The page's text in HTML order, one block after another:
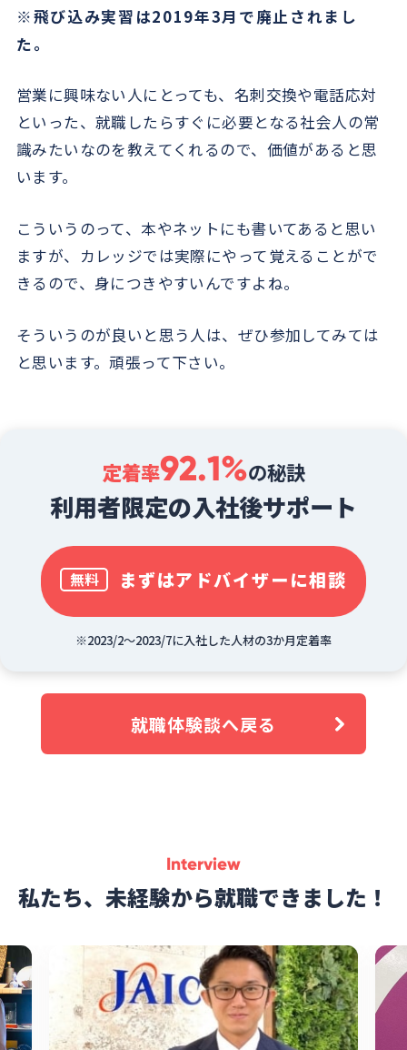
※飛び込み実習は2019年3月で廃止されまし
た。
営業に興味ない人にとっても、名刺交換や電話応対
といった、就職したらすぐに必要となる社会人の常
識みたいなのを教えてくれるので、価値があると思
います。
こういうのって、本やネットにも書いてあると思い
ますが、カレッジでは実際にやって覚えることがで
きるので、身につきやすいんですよね。
そういうのが良いと思う人は、ぜひ参加してみては
と思います。頑張って下さい。
定着率92.1%の秘訣
利用者限定の入社後サポート
※2023/2～2023/7に入社した人材の3か月定着率
無料 まずはアドバイザーに相談
就職体験談へ戻る
Interview
私たち、未経験から就職できました！